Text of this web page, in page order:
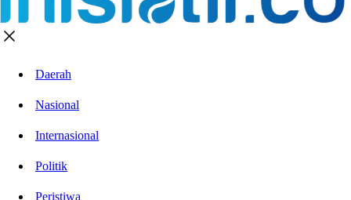
Daerah
Nasional
Internasional
Politik
Peristiwa